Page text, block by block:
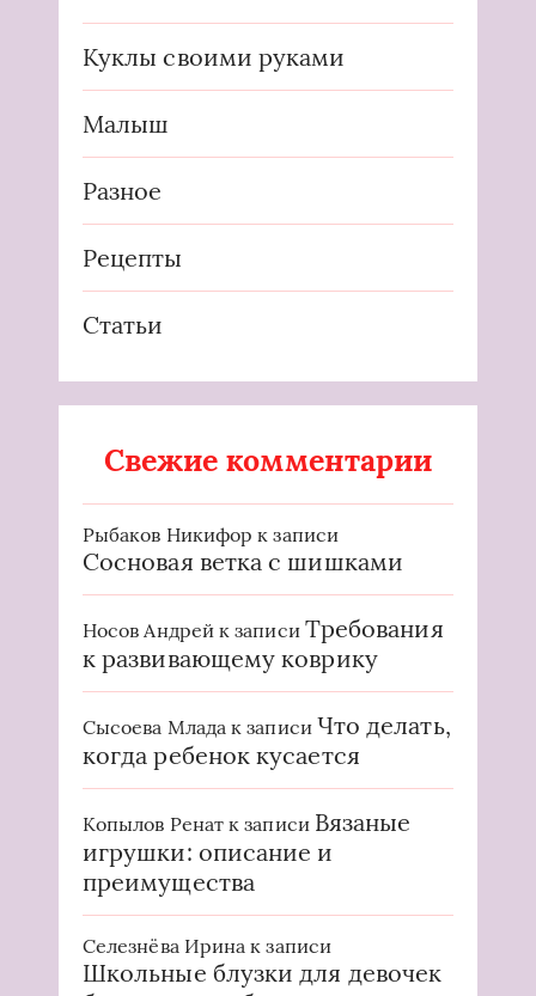
Куклы своими руками
Малыш
Разное
Рецепты
Статьи
Свежие комментарии
Рыбаков Никифор к записи
Сосновая ветка с шишками
Носов Андрейк записи Требования
к развивающему коврику
Сысоева Млада к записи Что делать,
когда ребенок кусается
Копылов Ренат к записи Вязаные
игрушки: описание и
преимущества
Селезнёва Ирина к записи
Школьные блузки для девочек